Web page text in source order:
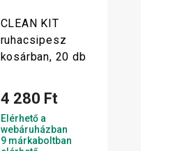
CLEAN KIT
ruhacsipesz
kosárban, 20 db
4 280 Ft
Elérhető a
webáruházban
9 márkaboltban